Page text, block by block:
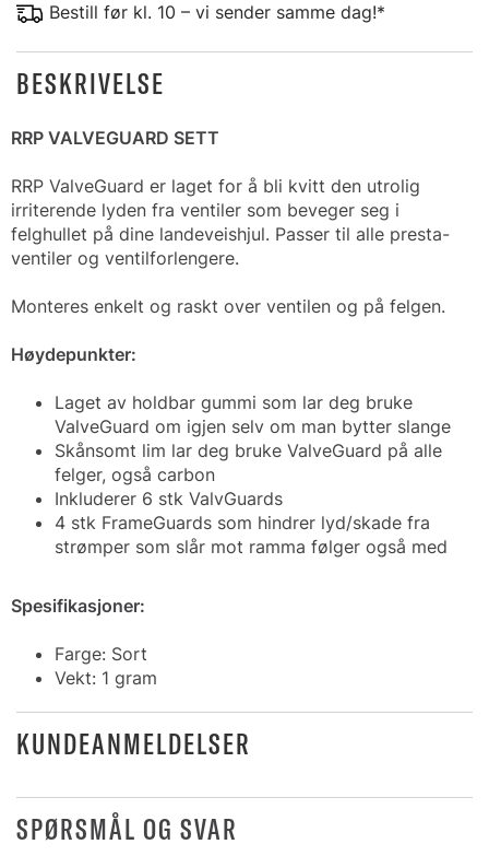
Bestill før kl. 10 – vi sender samme dag!*
BESKRIVELSE
RRP VALVEGUARD SETT
RRP ValveGuard er laget for å bli kvitt den utrolig
irriterende lyden fra ventiler som beveger seg i
felghullet på dine landeveishjul. Passer til alle presta-
ventiler og ventilforlengere.
Monteres enkelt og raskt over ventilen og på felgen.
Høydepunkter:
Laget av holdbar gummi som lar deg bruke
ValveGuard om igjen selv om man bytter slange
Skånsomt lim lar deg bruke ValveGuard på alle
felger, også carbon
Inkluderer 6 stk ValvGuards
4 stk FrameGuards som hindrer lyd/skade fra
strømper som slår mot ramma følger også med
Spesifikasjoner:
Farge: Sort
Vekt: 1 gram
KUNDEANMELDELSER
SPØRSMÅL OG SVAR